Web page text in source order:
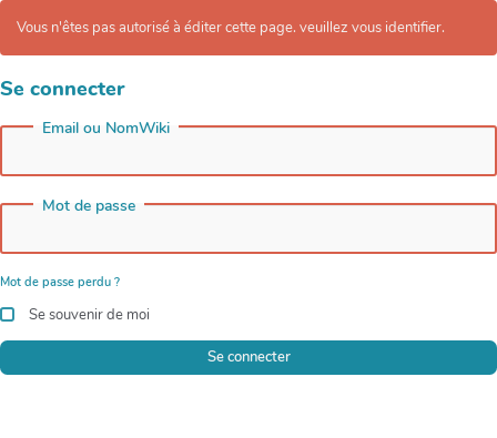
Vous n'êtes pas autorisé à éditer cette page. veuillez vous identifier.
Se connecter
Email ou NomWiki
Mot de passe
Mot de passe perdu ?
Se souvenir de moi
Se connecter